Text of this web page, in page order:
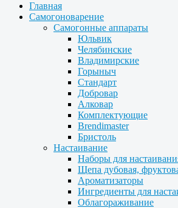
Главная
Самогоноварение
Самогонные аппараты
Юльвик
Челябинские
Владимирские
Горыныч
Стандарт
Добровар
Алковар
Комплектующие
Brendimaster
Бристоль
Настаивание
Наборы для
Щепа дубовая,
Ароматизаторы
Ингредиенты для
Облагораживание